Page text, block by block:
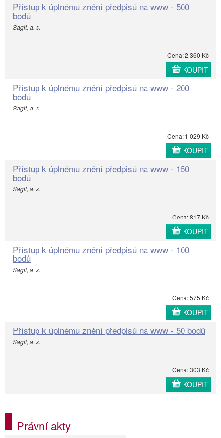
Přístup k úplnému znění předpisů na www - 500
bodů
Sagit, a. s.
Cena: 2 360 Kč
KOUPIT
Přístup k úplnému znění předpisů na www - 200
bodů
Sagit, a. s.
Cena: 1 029 Kč
KOUPIT
Přístup k úplnému znění předpisů na www - 150
bodů
Sagit, a. s.
Cena: 817 Kč
KOUPIT
Přístup k úplnému znění předpisů na www - 100
bodů
Sagit, a. s.
Cena: 575 Kč
KOUPIT
Přístup k úplnému znění předpisů na www - 50 bodů
Sagit, a. s.
Cena: 303 Kč
KOUPIT
Právní akty